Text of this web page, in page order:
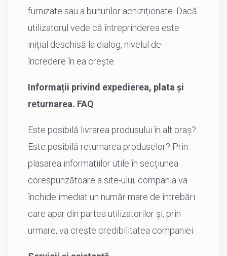
furnizate sau a bunurilor achiziționate. Dacă
utilizatorul vede că întreprinderea este
inițial deschisă la dialog, nivelul de
încredere în ea crește.
Informații privind expedierea, plata și
returnarea. FAQ
Este posibilă livrarea produsului în alt oraș?
Este posibilă returnarea produselor? Prin
plasarea informațiilor utile în secțiunea
corespunzătoare a site-ului, compania va
închide imediat un număr mare de întrebări
care apar din partea utilizatorilor și, prin
urmare, va crește credibilitatea companiei.